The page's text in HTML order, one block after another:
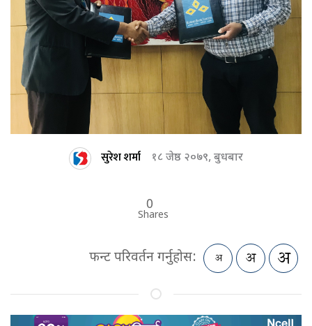
सुरेश शर्मा १८ जेष्ठ २०७९, बुधबार
0
Shares
फन्ट परिवर्तन गर्नुहोस: